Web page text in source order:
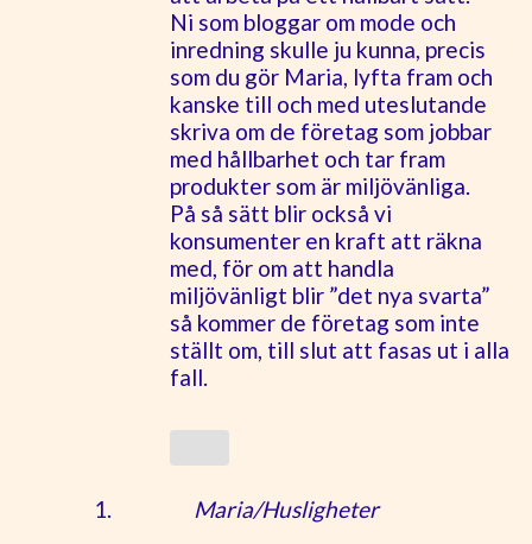
Ni som bloggar om mode och
inredning skulle ju kunna, precis
som du gör Maria, lyfta fram och
kanske till och med uteslutande
skriva om de företag som jobbar
med hållbarhet och tar fram
produkter som är miljövänliga.
På så sätt blir också vi
konsumenter en kraft att räkna
med, för om att handla
miljövänligt blir ”det nya svarta”
så kommer de företag som inte
ställt om, till slut att fasas ut i alla
fall.
Maria/Husligheter